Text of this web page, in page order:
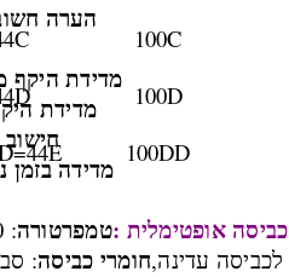
100C
100D
100DD
הערה
מדידת היקף
מדידת
מדידה בזמן
כביסה אופטימלית :טמפרטורה: 30 מעלות מקסימום (כותנה רגישה לחום גבוה),
לכביסה עדינה,חומרי כביסה: